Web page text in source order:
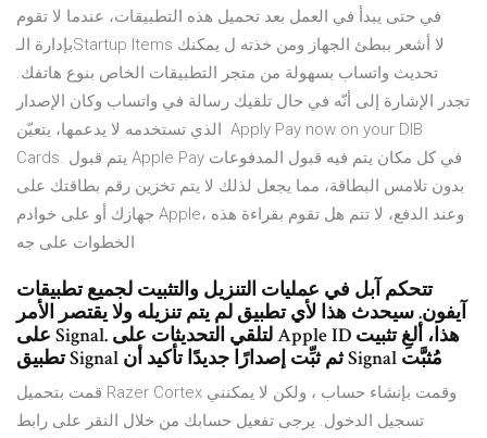
في حتى يبدأ في العمل بعد تحميل هذه التطبيقات، عندما لا تقوم
بإدارة الـStartup Items لا أشعر ببطئ الجهاز ومن خذته ل يمكنك
تحديث واتساب بسهولة من متجر التطبيقات الخاص بنوع هاتفك.
تجدر الإشارة إلى أنّه في حال تلقيك رسالة في واتساب وكان الإصدار
الذي تستخدمه لا يدعمها، يتعيّن Apply Pay now on your DIB
Cards. يتم قبول Apple Pay في كل مكان يتم فيه قبول المدفوعات
بدون تلامس البطاقة، مما يجعل لذلك لا يتم تخزين رقم بطاقتك على
جهازك أو على خوادم Apple، وعند الدفع، لا تتم هل تقوم بقراءة هذه
الخطوات على جه
تتحكم آبل في عمليات التنزيل والتثبيت لجميع تطبيقات
آيفون. سيحدث هذا لأي تطبيق لم يتم تنزيله ولا يقتصر الأمر
على Signal. لتلقي التحديثات على Apple ID هذا، ألغِ تثبيت
تطبيق Signal ثم ثبِّت إصدارًا جديدًا تأكيد أن Signal مُثبَّت
قمت بتحميل Razer Cortex وقمت بإنشاء حساب ، ولكن لا يمكنني
تسجيل الدخول. يرجى تفعيل حسابك من خلال النقر على رابط